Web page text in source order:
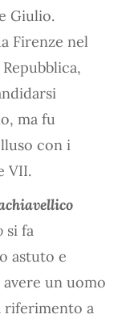
Giulio.
Firenze nel
ma fu
con i
VII.
si fa
astuto e
un uomo
riferimento a